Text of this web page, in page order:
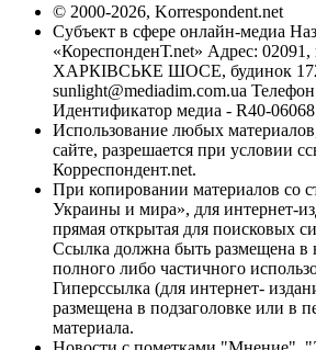
© 2000-2026, Korrespondent.net
Субъект в сфере онлайн-медиа
«КореспонденТ.net» Адрес: 02091,
ХАРКІВСЬКЕ ШОСЕ, будинок
sunlight@mediadim.com.ua
Идентификатор медиа - R40-06068
Использование любых
сайте, разрешается при условии
Корреспондент.net.
При копировании материалов со
Украины и мира», для интернет-
прямая открытая для поисковых
Ссылка должна быть размещена в
полного либо частичного
Гиперссылка (для интернет-
размещена в подзаголовке или в
материала.